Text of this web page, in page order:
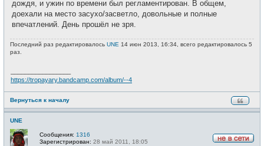
дождя, и ужин по времени был регламентирован. В общем,
доехали на место засухо/засветло, довольные и полные
впечатлений. День прошёл не зря.
Последний раз редактировалось UNE 14 июн 2013, 16:34, всего редактировалось 5
раз.
https://tropayary.bandcamp.com/album/--4
Вернуться к началу
UNE
Сообщения: 1316
Зарегистрирован: 28 май 2011, 18:05